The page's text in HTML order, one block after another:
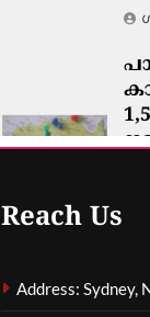
Reach Us
Address: Sydney,